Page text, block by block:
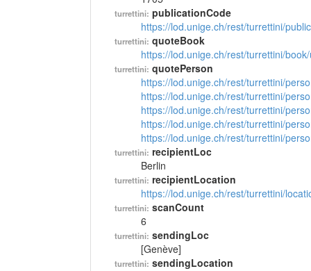
turrettini: publicationCode
https://lod.unige.ch/rest/turrettini/
turrettini: quoteBook
https://lod.unige.ch/rest/turrettini/
turrettini: quotePerson
https://lod.unige.ch/rest/turrettini/
https://lod.unige.ch/rest/turrettini/
https://lod.unige.ch/rest/turrettini/
https://lod.unige.ch/rest/turrettini/
https://lod.unige.ch/rest/turrettini/
turrettini: recipientLoc
Berlin
turrettini: recipientLocation
https://lod.unige.ch/rest/turrettini/
turrettini: scanCount
6
turrettini: sendingLoc
[Genève]
turrettini: sendingLocation